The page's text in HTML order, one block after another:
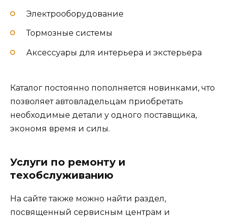
Электрооборудование
Тормозные системы
Аксессуары для интерьера и экстерьера
Каталог постоянно пополняется новинками, что
позволяет автовладельцам приобретать
необходимые детали у одного поставщика,
экономя время и силы.
Услуги по ремонту и
техобслуживанию
На сайте также можно найти раздел,
посвященный сервисным центрам и